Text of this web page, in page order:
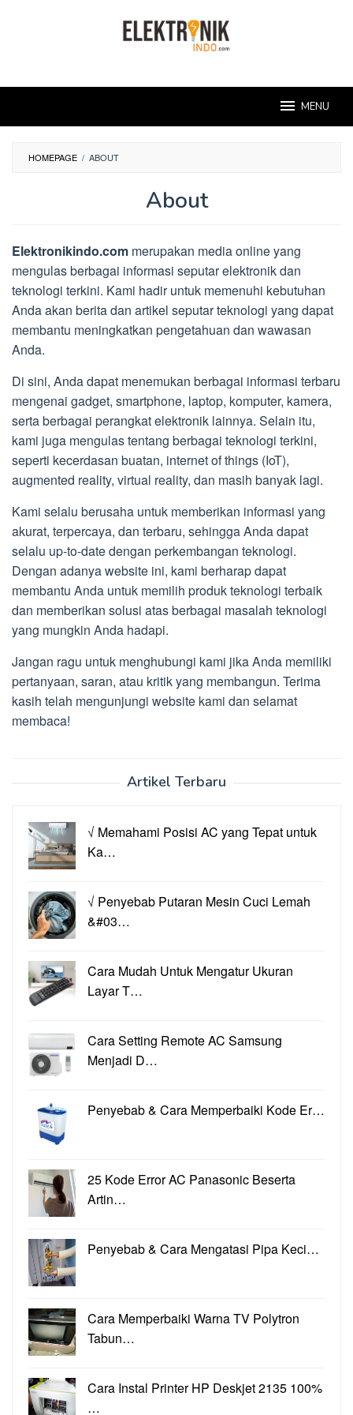
MENU
HOMEPAGE / ABOUT
About
on
September
2018
Elektronikindo.com merupakan media online yang
mengulas berbagai informasi seputar elektronik dan
teknologi terkini. Kami hadir untuk memenuhi kebutuhan
Anda akan berita dan artikel seputar teknologi yang dapat
membantu meningkatkan pengetahuan dan wawasan
Anda.
Di sini, Anda dapat menemukan berbagai informasi terbaru
mengenai gadget, smartphone, laptop, komputer, kamera,
serta berbagai perangkat elektronik lainnya. Selain itu,
kami juga mengulas tentang berbagai teknologi terkini,
seperti kecerdasan buatan, internet of things (IoT),
augmented reality, virtual reality, dan masih banyak lagi.
Kami selalu berusaha untuk memberikan informasi yang
akurat, terpercaya, dan terbaru, sehingga Anda dapat
selalu up-to-date dengan perkembangan teknologi.
Dengan adanya website ini, kami berharap dapat
membantu Anda untuk memilih produk teknologi terbaik
dan memberikan solusi atas berbagai masalah teknologi
yang mungkin Anda hadapi.
Jangan ragu untuk menghubungi kami jika Anda memiliki
pertanyaan, saran, atau kritik yang membangun. Terima
kasih telah mengunjungi website kami dan selamat
membaca!
Artikel Terbaru
√ Memahami Posisi AC yang Tepat untuk
Ka…
√ Penyebab Putaran Mesin Cuci Lemah
&#03…
Cara Mudah Untuk Mengatur Ukuran
Layar T…
Cara Setting Remote AC Samsung
Menjadi D…
Penyebab & Cara Memperbaiki Kode Er…
25 Kode Error AC Panasonic Beserta
Artin…
Penyebab & Cara Mengatasi Pipa Keci…
Cara Memperbaiki Warna TV Polytron
Tabun…
Cara Instal Printer HP Deskjet 2135 100%
…